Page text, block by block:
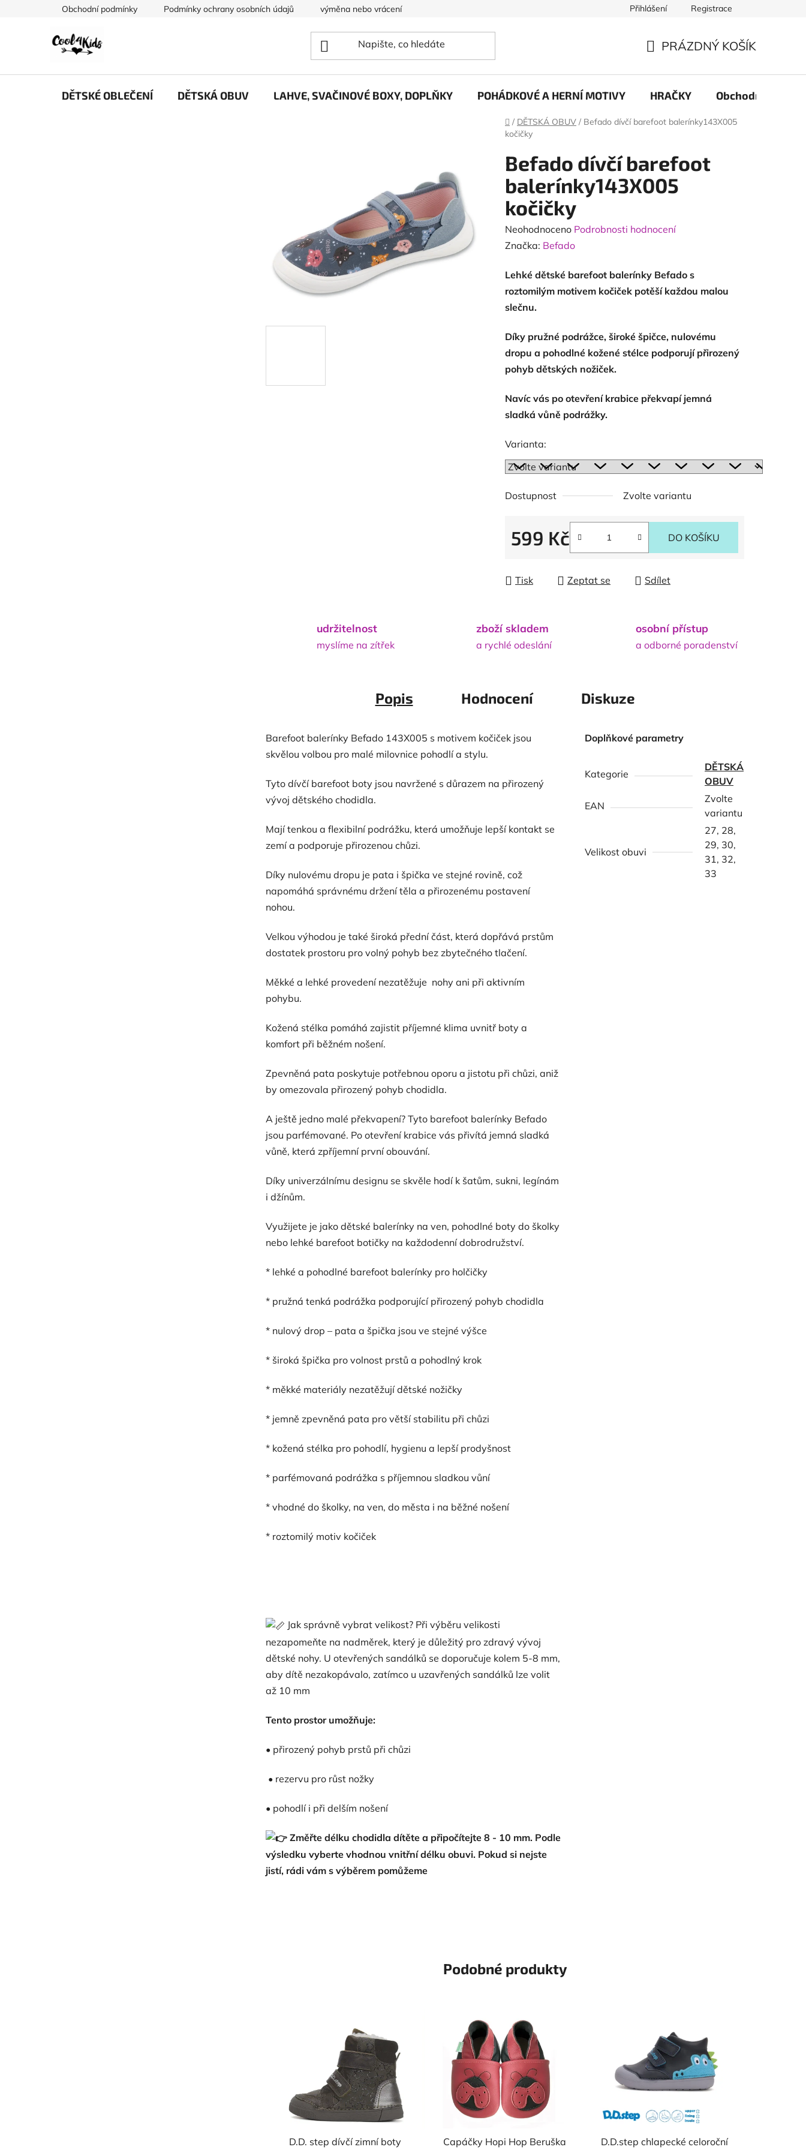
Obchodní podmínky Podmínky ochrany osobních údajů výměna nebo vrácení zboží Přihlášení Registrace
KOŠÍK
PRÁZDNÝ KOŠÍK
DĚTSKÉ OBLEČENÍ DĚTSKÁ OBUV LAHVE, SVAČINOVÉ BOXY, DOPLŇKY POHÁDKOVÉ A HERNÍ MOTIVY HRAČKY Obchodní
Domů
/ DĚTSKÁ OBUV / Befado dívčí barefoot balerínky143X005
kočičky
Befado dívčí barefoot
balerínky143X005
kočičky
Průměrné
hodnocení
je
0,0
z
hvězdiček.
Neohodnoceno Podrobnosti hodnocení
Značka: Befado
Lehké dětské barefoot balerínky Befado s
roztomilým motivem kočiček potěší každou malou
slečnu.
Díky pružné podrážce, široké špičce, nulovému
dropu a pohodlné kožené stélce podporují přirozený
pohyb dětských nožiček.
Navíc vás po otevření krabice překvapí jemná
sladká vůně podrážky.
Varianta:
Dostupnost Zvolte variantu
599 Kč DO KOŠÍKU
Tisk Zeptat se Sdílet
udržitelnost
myslíme na zítřek
zboží skladem
a rychlé odeslání
osobní přístup
a odborné poradenství
Popis Hodnocení Diskuze
Barefoot balerínky Befado 143X005 s motivem kočiček jsou
skvělou volbou pro malé milovnice pohodlí a stylu.
Tyto dívčí barefoot boty jsou navržené s důrazem na přirozený
vývoj dětského chodidla.
Mají tenkou a flexibilní podrážku, která umožňuje lepší kontakt se
zemí a podporuje přirozenou chůzi.
Díky nulovému dropu je pata i špička ve stejné rovině, což
napomáhá správnému držení těla a přirozenému postavení
nohou.
Velkou výhodou je také široká přední část, která dopřává prstům
dostatek prostoru pro volný pohyb bez zbytečného tlačení.
Měkké a lehké provedení nezatěžuje nohy ani při aktivním
pohybu.
Kožená stélka pomáhá zajistit příjemné klima uvnitř boty a
komfort při běžném nošení.
Zpevněná pata poskytuje potřebnou oporu a jistotu při chůzi, aniž
by omezovala přirozený pohyb chodidla.
A ještě jedno malé překvapení? Tyto barefoot balerínky Befado
jsou parfémované. Po otevření krabice vás přivítá jemná sladká
vůně, která zpříjemní první obouvání.
Díky univerzálnímu designu se skvěle hodí k šatům, sukni, legínám
i džínům.
Využijete je jako dětské balerínky na ven, pohodlné boty do školky
nebo lehké barefoot botičky na každodenní dobrodružství.
* lehké a pohodlné barefoot balerínky pro holčičky
* pružná tenká podrážka podporující přirozený pohyb chodidla
* nulový drop – pata a špička jsou ve stejné výšce
* široká špička pro volnost prstů a pohodlný krok
* měkké materiály nezatěžují dětské nožičky
* jemně zpevněná pata pro větší stabilitu při chůzi
* kožená stélka pro pohodlí, hygienu a lepší prodyšnost
* parfémovaná podrážka s příjemnou sladkou vůní
* vhodné do školky, na ven, do města i na běžné nošení
* roztomilý motiv kočiček
Jak správně vybrat velikost? Při výběru velikosti
nezapomeňte na nadměrek, který je důležitý pro zdravý vývoj
dětské nohy. U otevřených sandálků se doporučuje kolem 5-8 mm,
aby dítě nezakopávalo, zatímco u uzavřených sandálků lze volit
až 10 mm
Tento prostor umožňuje:
• přirozený pohyb prstů při chůzi
• rezervu pro růst nožky
• pohodlí i při delším nošení
Změřte délku chodidla dítěte a připočítejte 8 - 10 mm. Podle
výsledku vyberte vhodnou vnitřní délku obuvi. Pokud si nejste
jistí, rádi vám s výběrem pomůžeme
Doplňkové parametry
Kategorie
DĚTSKÁ
OBUV
EAN
Zvolte
variantu
Velikost obuvi
27, 28,
29, 30,
31, 32,
33
Podobné produkty
D.D. step dívčí zimní boty
Capáčky Hopi Hop Beruška
D.D.step chlapecké celoroční